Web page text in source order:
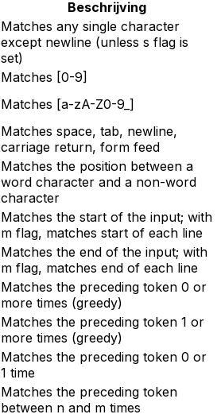
Beschrijving
Matches any single character
except newline (unless s flag is
set)
Matches [0-9]
Matches [a-zA-Z0-9_]
Matches space, tab, newline,
carriage return, form feed
Matches the position between a
word character and a non-word
character
Matches the start of the input; with
m flag, matches start of each line
Matches the end of the input; with
m flag, matches end of each line
Matches the preceding token 0 or
more times (greedy)
Matches the preceding token 1 or
more times (greedy)
Matches the preceding token 0 or
1 time
Matches the preceding token
between n and m times